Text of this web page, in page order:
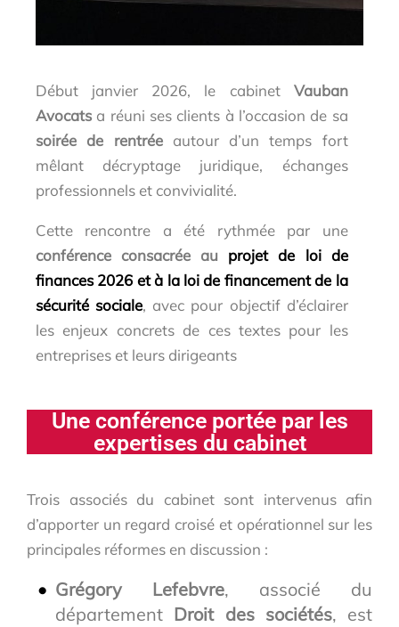
Début janvier 2026, le cabinet Vauban
Avocatsa réuni ses clients à l’occasion de sa
soirée de rentrée autour d’un temps fort
mêlant décryptage juridique, échanges
professionnels et convivialité.
Cette rencontre a été rythmée par une
conférence consacrée au projet de loi de
finances 2026 et à la loi de financement de la
sécurité sociale, avec pour objectif d’éclairer
les enjeux concrets de ces textes pour les
entreprises et leurs dirigeants
Une conférence portée par les
expertises du cabinet
Trois associés du cabinet sont intervenus afin
d’apporter un regard croisé et opérationnel sur les
principales réformes en discussion :
Grégory Lefebvre, associé du
département Droit des sociétés, est